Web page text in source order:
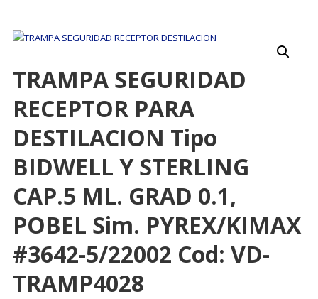
TRAMPA SEGURIDAD
RECEPTOR PARA
DESTILACION Tipo
BIDWELL Y STERLING
CAP.5 ML. GRAD 0.1,
POBEL Sim. PYREX/KIMAX
#3642-5/22002 Cod: VD-
TRAMP4028